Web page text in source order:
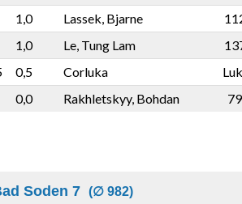
1,0 Lassek, Bjarne
1,0 Le, Tung Lam
0,5 Corluka
0,0 Rakhletskyy, Bohdan
Soden 7 (∅ 982)